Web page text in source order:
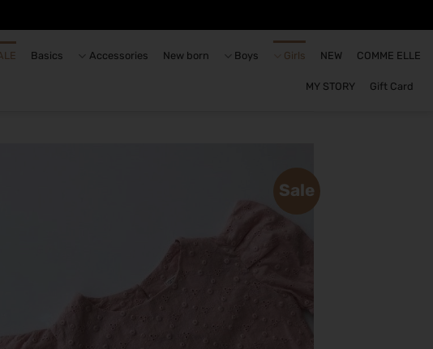
COMME ELLE
NEW
Girls
Boys
New born
Accessories
Basics
Gift Card
MY STORY
Sale